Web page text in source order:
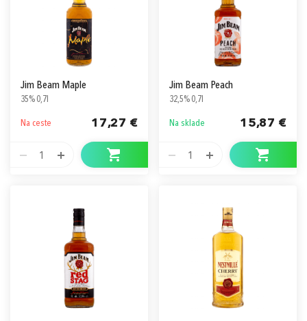
Jim Beam Maple
35% 0,7l
Na ceste 17,27 €
1
Jim Beam Peach
32,5% 0,7l
Na sklade 15,87 €
1